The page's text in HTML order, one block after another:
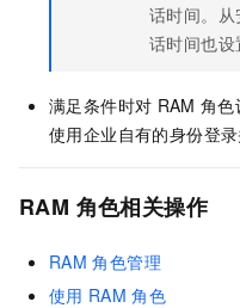
话时间。
话时间也设
满足条件时对 RAM 角色
使用企业自有的身份登录
RAM 角色相关操作
RAM 角色管理
使用 RAM 角色